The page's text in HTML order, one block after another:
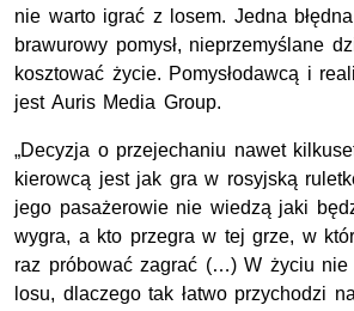
nie warto igrać z losem. Jedna
brawurowy pomysł, nieprzemyślane
kosztować życie. Pomysłodawcą i
jest Auris Media Group.
„Decyzja o przejechaniu nawet
kierowcą jest jak gra w rosyjską
jego pasażerowie nie wiedzą jaki
wygra, a kto przegra w tej grze, w
raz próbować zagrać (…) W życiu nie
losu, dlaczego tak łatwo przychodzi